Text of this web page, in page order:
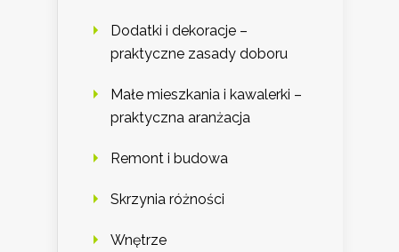
Dodatki i dekoracje –
praktyczne zasady doboru
Małe mieszkania i kawalerki –
praktyczna aranżacja
Remont i budowa
Skrzynia różności
Wnętrze